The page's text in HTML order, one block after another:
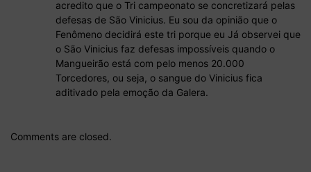
acredito que o Tri campeonato se concretizará pelas
defesas de São Vinicius. Eu sou da opinião que o
Fenômeno decidirá este tri porque eu Já observei que
o São Vinicius faz defesas impossíveis quando o
Mangueirão está com pelo menos 20.000
Torcedores, ou seja, o sangue do Vinicius fica
aditivado pela emoção da Galera.
Comments are closed.